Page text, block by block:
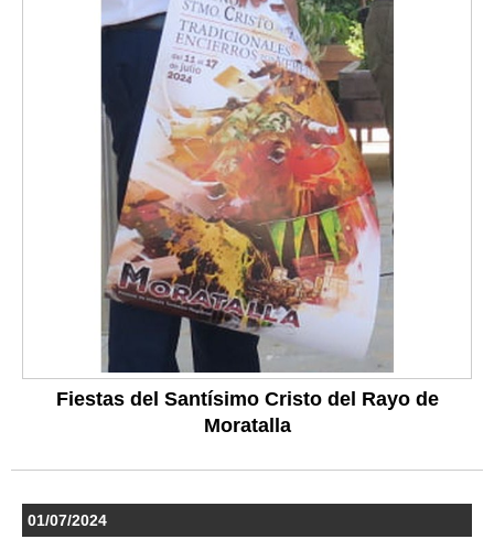
Fiestas del Santísimo Cristo del Rayo de
Moratalla
01/07/2024